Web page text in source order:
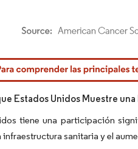
Intelligence. El uso requiere atribución
Estados Unidos Muestre
tiene una participación
infraestructura sanitaria y el